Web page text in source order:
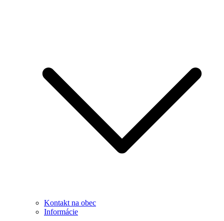
Kontakt na obec
Informácie